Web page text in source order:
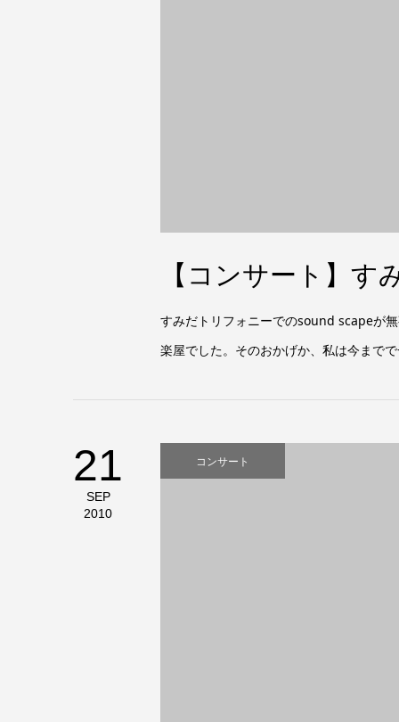
【コンサート】す
すみだトリフォニーでのsound scapeが
楽屋でした。そのおかげか、私は今まで
21
SEP
2010
コンサート